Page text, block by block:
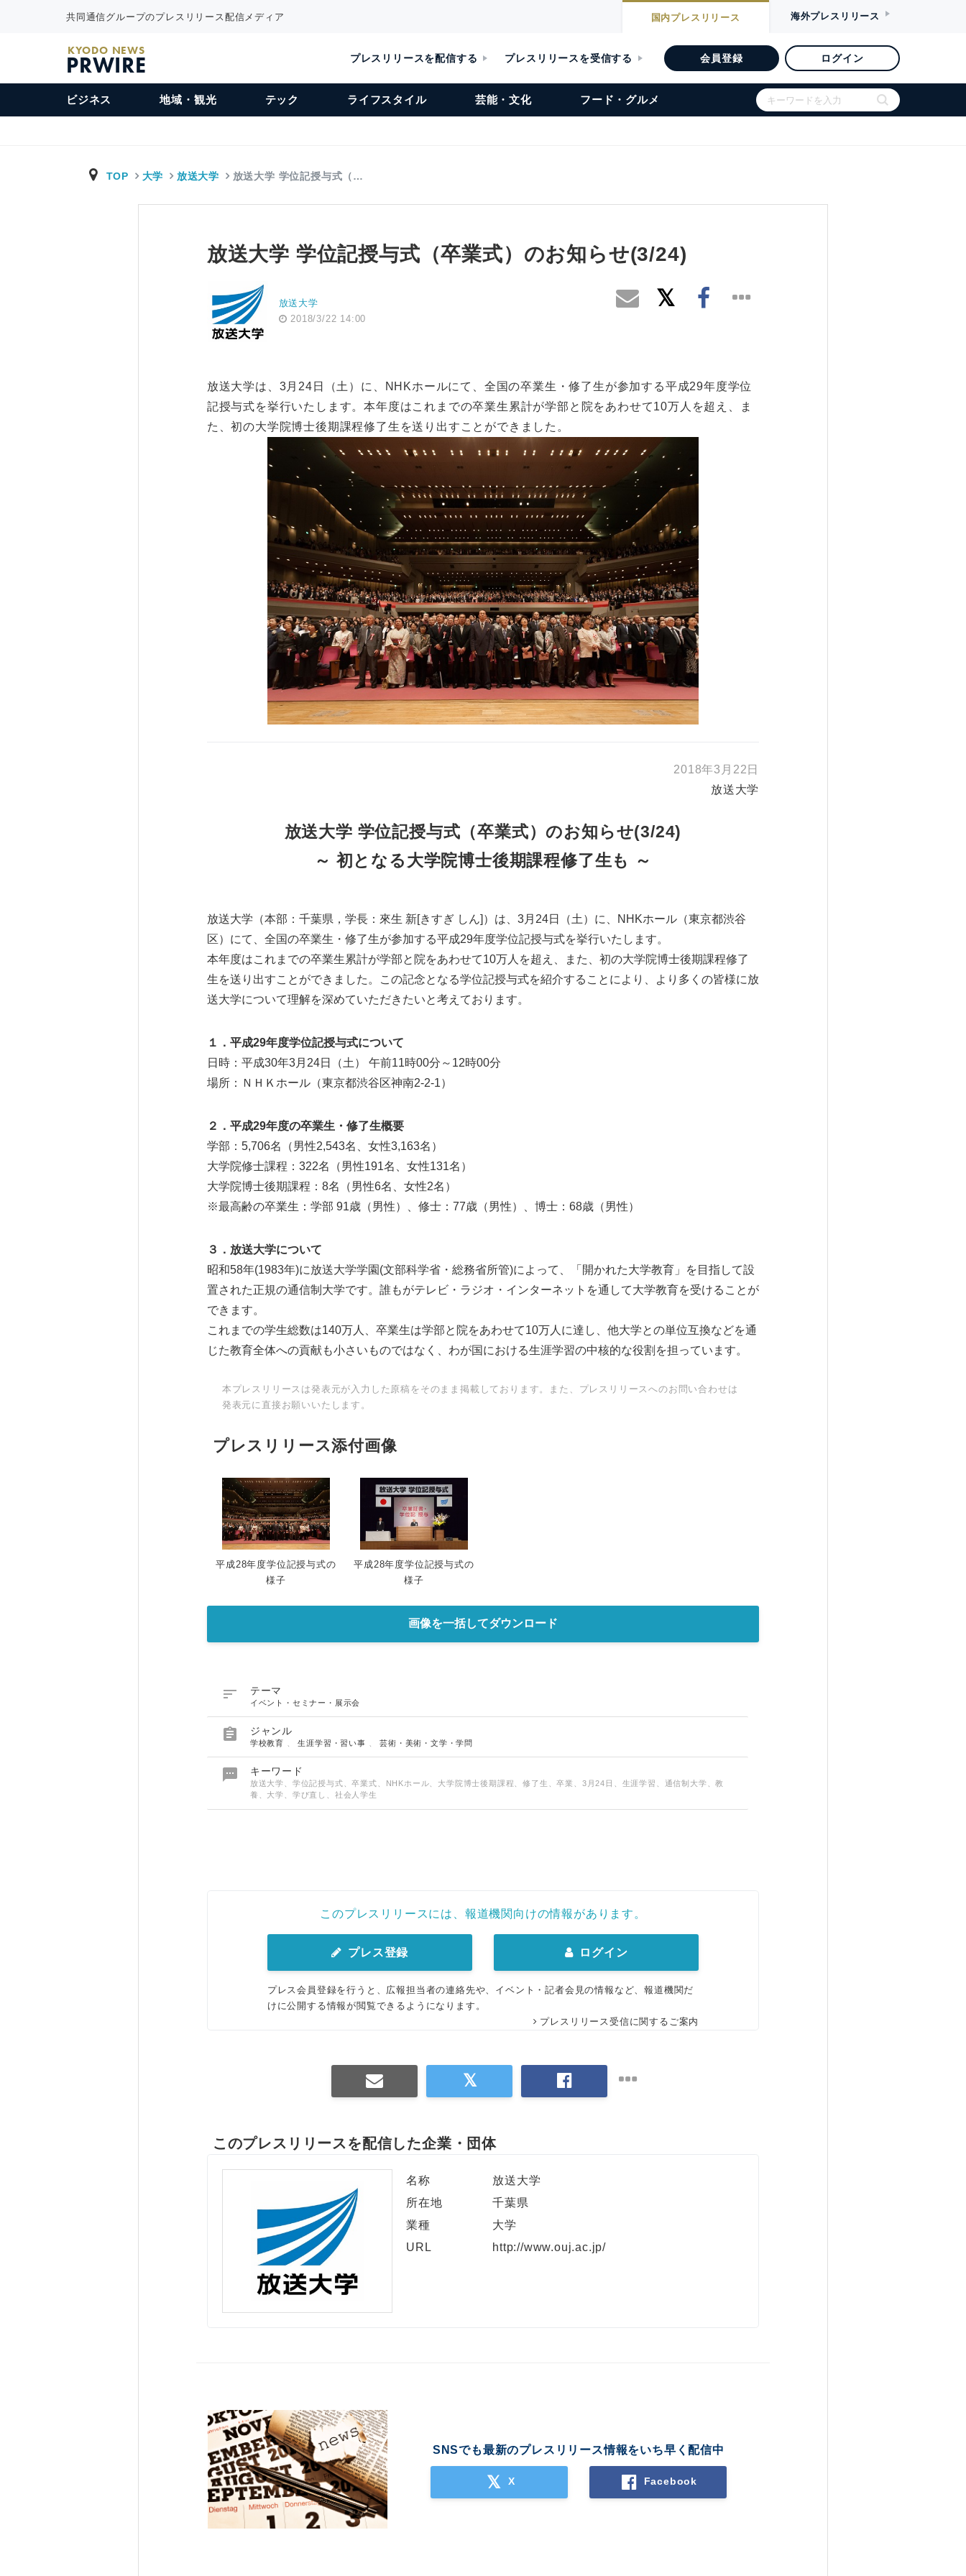
共同通信グループのプレスリリース配信メディア 国内プレスリリース 海外プレスリリース
KYODO NEWS
PRWIRE プレスリリースを配信する プレスリリースを受信する 会員登録 ログイン
ビジネス 地域・観光 テック ライフスタイル 芸能・文化 フード・グルメ
TOP 大学 放送大学 放送大学 学位記授与式（…
放送大学 学位記授与式（卒業式）のお知らせ(3/24)
放送大学
2018/3/22 14:00
放送大学は、3月24日（土）に、NHKホールにて、全国の卒業生・修了生が参加する平成29年度学位
記授与式を挙行いたします。本年度はこれまでの卒業生累計が学部と院をあわせて10万人を超え、ま
た、初の大学院博士後期課程修了生を送り出すことができました。
2018年3月22日
放送大学
放送大学 学位記授与式（卒業式）のお知らせ(3/24)
～ 初となる大学院博士後期課程修了生も ～
放送大学（本部：千葉県，学長：來生 新[きすぎ しん]）は、3月24日（土）に、NHKホール（東京都渋谷
区）にて、全国の卒業生・修了生が参加する平成29年度学位記授与式を挙行いたします。
本年度はこれまでの卒業生累計が学部と院をあわせて10万人を超え、また、初の大学院博士後期課程修了
生を送り出すことができました。この記念となる学位記授与式を紹介することにより、より多くの皆様に放
送大学について理解を深めていただきたいと考えております。
１．平成29年度学位記授与式について
日時：平成30年3月24日（土） 午前11時00分～12時00分
場所：ＮＨＫホール（東京都渋谷区神南2-2-1）
２．平成29年度の卒業生・修了生概要
学部：5,706名（男性2,543名、女性3,163名）
大学院修士課程：322名（男性191名、女性131名）
大学院博士後期課程：8名（男性6名、女性2名）
※最高齢の卒業生：学部 91歳（男性）、修士：77歳（男性）、博士：68歳（男性）
３．放送大学について
昭和58年(1983年)に放送大学学園(文部科学省・総務省所管)によって、「開かれた大学教育」を目指して設
置された正規の通信制大学です。誰もがテレビ・ラジオ・インターネットを通して大学教育を受けることが
できます。
これまでの学生総数は140万人、卒業生は学部と院をあわせて10万人に達し、他大学との単位互換などを通
じた教育全体への貢献も小さいものではなく、わが国における生涯学習の中核的な役割を担っています。
本プレスリリースは発表元が入力した原稿をそのまま掲載しております。また、プレスリリースへのお問い合わせは
発表元に直接お願いいたします。
プレスリリース添付画像
平成28年度学位記授与式の
様子
平成28年度学位記授与式の
様子
画像を一括してダウンロード
 テーマ
イベント・セミナー・展示会
 ジャンル
学校教育 、生涯学習・習い事 、芸術・美術・文学・学問
 キーワード
放送大学、学位記授与式、卒業式、NHKホール、大学院博士後期課程、修了生、卒業、3月24日、生涯学習、通信制大学、教
養、大学、学び直し、社会人学生
このプレスリリースには、報道機関向けの情報があります。
プレス登録 ログイン
プレス会員登録を行うと、広報担当者の連絡先や、イベント・記者会見の情報など、報道機関だ
けに公開する情報が閲覧できるようになります。
プレスリリース受信に関するご案内
このプレスリリースを配信した企業・団体
名称
放送大学
所在地
千葉県
業種
大学
URL
http://www.ouj.ac.jp/
SNSでも最新のプレスリリース情報をいち早く配信中
X Facebook
Japanese